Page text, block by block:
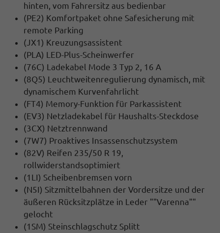
hinten, vom Fahrersitz aus bedienbar
(PE2) Komfortpaket ohne Safesicherung mit
remote Parking
(JX1) Kreuzungsassistent
(PLA) LED-Plus-Scheinwerfer
(76C) Ladekabel Mode 3 Typ 2, 16 A
(8Q5) Leuchtweitenregulierung dynamisch, mit
dynamischem Kurvenfahrlicht
(FT4) Memory-Funktion für Parkassistent
(EV3) Netzladekabel für Haushalts-Steckdose
(3CX) Netztrennwand
(7W7) Proaktives Insassenschutzsystem
(82V) Reifen 235/50 R 19,
rollwiderstandsoptimiert
(1LI) Scheibenbremsen vorn
(N5I) Sitzmittelbahnen der Vordersitze und der
äußeren Rücksitzplätze in Leder ""Varenna""
gelocht
(1SM) Steinschlagschutz Splitt